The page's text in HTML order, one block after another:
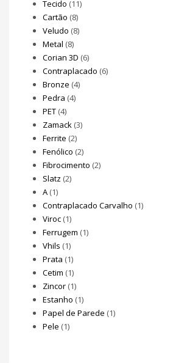
Tecido (11)
Cartão (8)
Veludo (8)
Metal (8)
Corian 3D (6)
Contraplacado (6)
Bronze (4)
Pedra (4)
PET (4)
Zamack (3)
Ferrite (2)
Fenólico (2)
Fibrocimento (2)
Slatz (2)
A (1)
Contraplacado Carvalho (1)
Viroc (1)
Ferrugem (1)
Vhils (1)
Prata (1)
Cetim (1)
Zincor (1)
Estanho (1)
Papel de Parede (1)
Pele (1)